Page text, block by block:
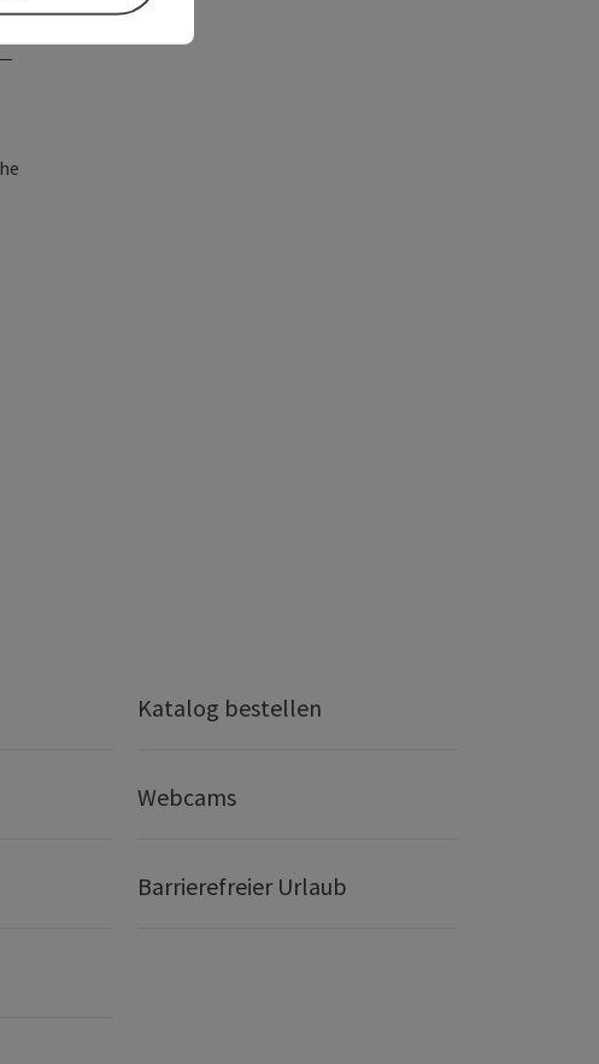
Katalog bestellen
Webcams
Barrierefreier Urlaub